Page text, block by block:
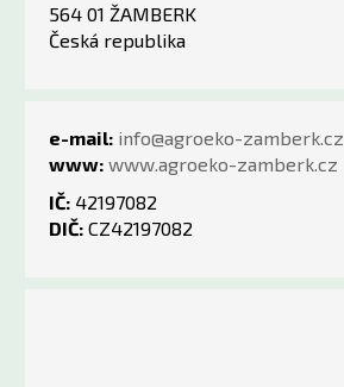
564 01 ŽAMBERK
Česká republika
e-mail: info@agroeko-zamberk.cz
www: www.agroeko-zamberk.cz
IČ: 42197082
DIČ: CZ42197082